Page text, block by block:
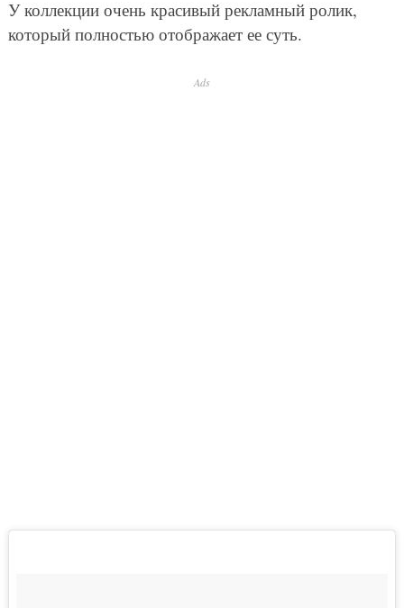
У коллекции очень красивый рекламный ролик,
который полностью отображает ее суть.
Ads